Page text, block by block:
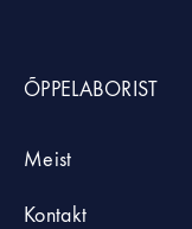
ÕPPELABORIST
Meist
Kontakt